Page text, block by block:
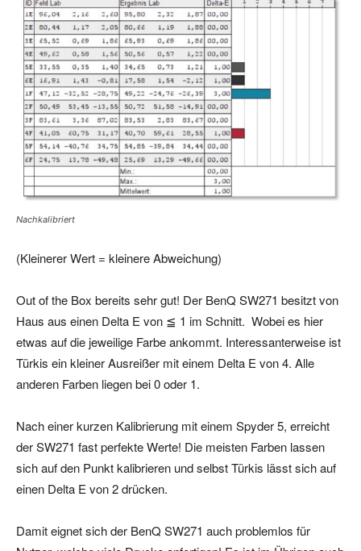
Nachkalibriert
(Kleinerer Wert = kleinere Abweichung)
Out of the Box bereits sehr gut! Der BenQ SW271 besitzt von
Haus aus einen Delta E von ≦ 1 im Schnitt. Wobei es hier
etwas auf die jeweilige Farbe ankommt. Interessanterweise ist
Türkis ein kleiner Ausreißer mit einem Delta E von 4. Alle
anderen Farben liegen bei 0 oder 1.
Nach einer kurzen Kalibrierung mit einem Spyder 5, erreicht
der SW271 fast perfekte Werte! Die meisten Farben lassen
sich auf den Punkt kalibrieren und selbst Türkis lässt sich auf
einen Delta E von 2 drücken.
Damit eignet sich der BenQ SW271 auch problemlos für